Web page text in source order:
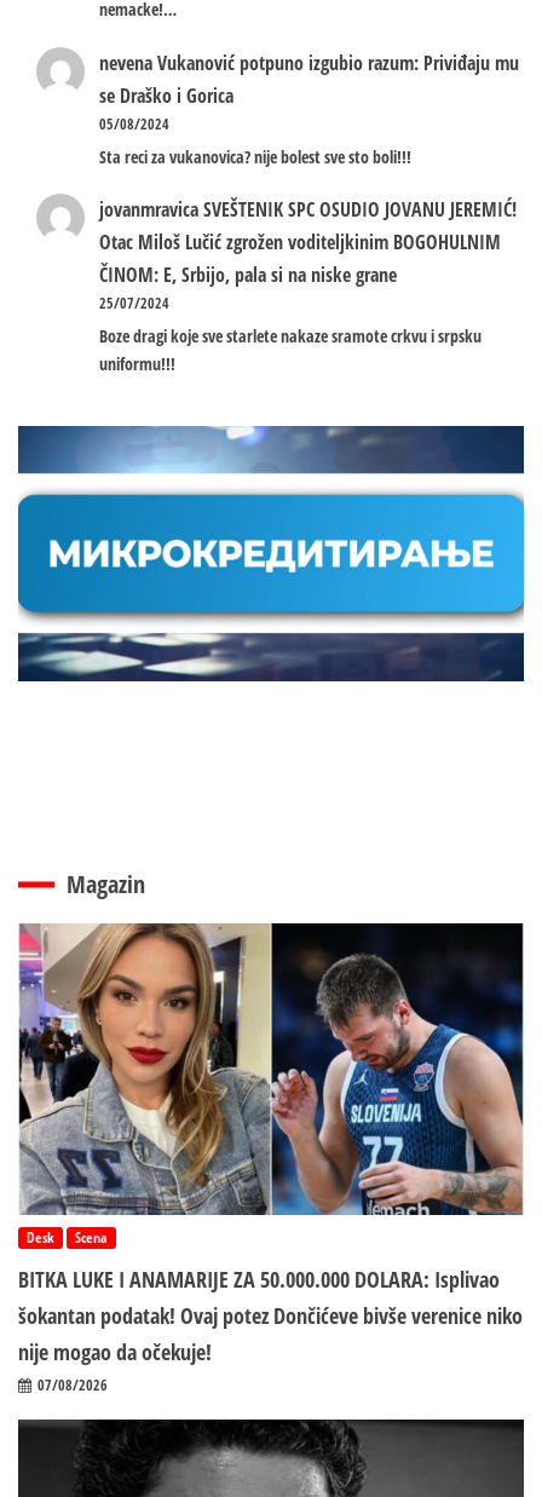
nemacke!…
nevenaVukanović potpuno izgubio razum: Priviđaju mu
se Draško i Gorica
05/08/2024
Sta reci za vukanovica? nije bolest sve sto boli!!!
jovanmravicaSVEŠTENIK SPC OSUDIO JOVANU JEREMIĆ!
Otac Miloš Lučić zgrožen voditeljkinim BOGOHULNIM
ČINOM: E, Srbijo, pala si na niske grane
25/07/2024
Boze dragi koje sve starlete nakaze sramote crkvu i srpsku
uniformu!!!
Magazin
Desk Scena
BITKA LUKE I ANAMARIJE ZA 50.000.000 DOLARA: Isplivao
šokantan podatak! Ovaj potez Dončićeve bivše verenice niko
nije mogao da očekuje!
07/08/2026